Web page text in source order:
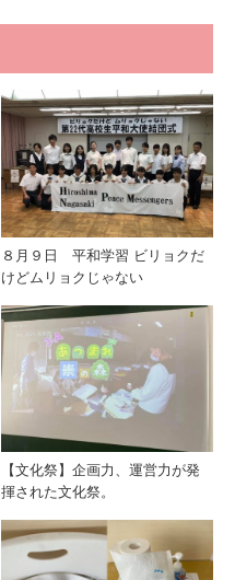
８月９日 平和学習 ビリョクだ
けどムリョクじゃない
【文化祭】企画力、運営力が発
揮された文化祭。